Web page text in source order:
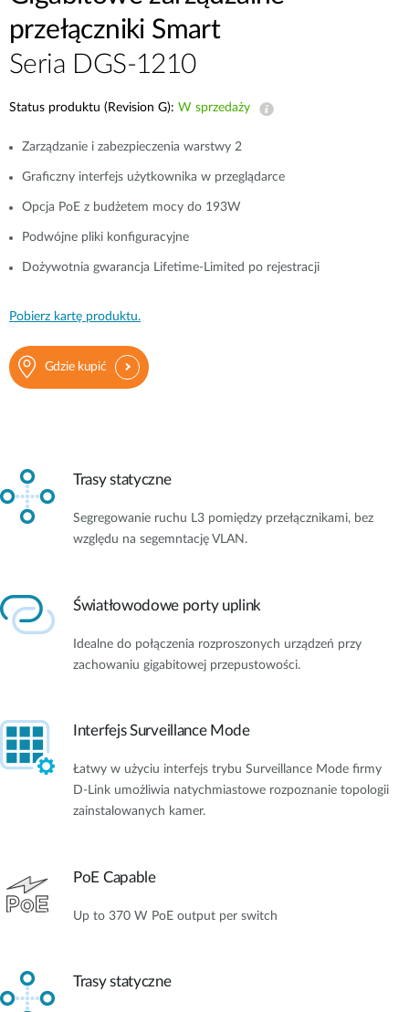
przełączniki Smart
Seria DGS-1210
Status produktu (Revision G): W sprzedaży
Zarządzanie i zabezpieczenia warstwy 2
Graficzny interfejs użytkownika w przeglądarce
Opcja PoE z budżetem mocy do 193W
Podwójne pliki konfiguracyjne
Dożywotnia gwarancja Lifetime-Limited po rejestracji
Pobierz kartę produktu.
Gdzie kupić
Trasy statyczne
Segregowanie ruchu L3 pomiędzy przełącznikami, bez
względu na segemntację VLAN.
Światłowodowe porty uplink
Idealne do połączenia rozproszonych urządzeń przy
zachowaniu gigabitowej przepustowości.
Interfejs Surveillance Mode
Łatwy w użyciu interfejs trybu Surveillance Mode firmy
D-Link umożliwia natychmiastowe rozpoznanie topologii
zainstalowanych kamer.
PoE Capable
Up to 370 W PoE output per switch
Trasy statyczne